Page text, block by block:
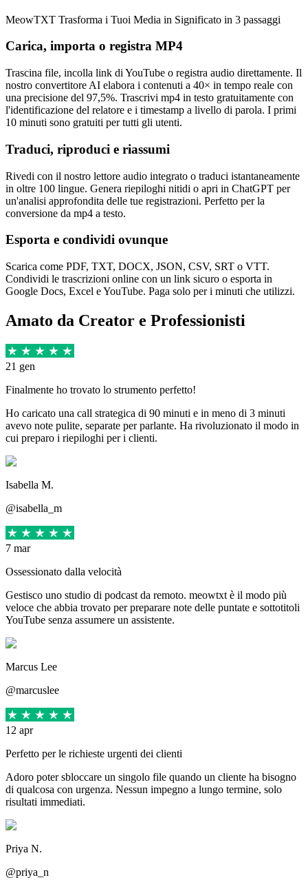
MeowTXT Trasforma i Tuoi Media in Significato in 3 passaggi
Carica, importa o registra MP4
Trascina file, incolla link di YouTube o registra audio direttamente. Il
nostro convertitore AI elabora i contenuti a 40× in tempo reale con
una precisione del 97,5%. Trascrivi mp4 in testo gratuitamente con
l'identificazione del relatore e i timestamp a livello di parola. I primi
10 minuti sono gratuiti per tutti gli utenti.
Traduci, riproduci e riassumi
Rivedi con il nostro lettore audio integrato o traduci istantaneamente
in oltre 100 lingue. Genera riepiloghi nitidi o apri in ChatGPT per
un'analisi approfondita delle tue registrazioni. Perfetto per la
conversione da mp4 a testo.
Esporta e condividi ovunque
Scarica come PDF, TXT, DOCX, JSON, CSV, SRT o VTT.
Condividi le trascrizioni online con un link sicuro o esporta in
Google Docs, Excel e YouTube. Paga solo per i minuti che utilizzi.
Amato da Creator e Professionisti
21 gen
Finalmente ho trovato lo strumento perfetto!
Ho caricato una call strategica di 90 minuti e in meno di 3 minuti
avevo note pulite, separate per parlante. Ha rivoluzionato il modo in
cui preparo i riepiloghi per i clienti.
Isabella M.
@isabella_m
7 mar
Ossessionato dalla velocità
Gestisco uno studio di podcast da remoto. meowtxt è il modo più
veloce che abbia trovato per preparare note delle puntate e sottotitoli
YouTube senza assumere un assistente.
Marcus Lee
@marcuslee
12 apr
Perfetto per le richieste urgenti dei clienti
Adoro poter sbloccare un singolo file quando un cliente ha bisogno
di qualcosa con urgenza. Nessun impegno a lungo termine, solo
risultati immediati.
Priya N.
@priya_n